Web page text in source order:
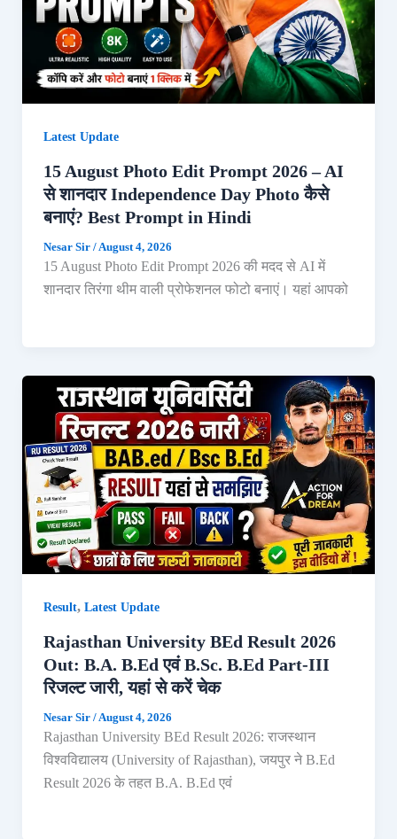
Latest Update
15 August Photo Edit Prompt 2026 – AI
से शानदार Independence Day Photo कैसे
बनाएं? Best Prompt in Hindi
Nesar Sir / August 4, 2026
15 August Photo Edit Prompt 2026 की मदद से AI में
शानदार तिरंगा थीम वाली प्रोफेशनल फोटो बनाएं। यहां आपको
Result, Latest Update
Rajasthan University BEd Result 2026
Out: B.A. B.Ed एवं B.Sc. B.Ed Part-III
रिजल्ट जारी, यहां से करें चेक
Nesar Sir / August 4, 2026
Rajasthan University BEd Result 2026: राजस्थान
विश्वविद्यालय (University of Rajasthan), जयपुर ने B.Ed
Result 2026 के तहत B.A. B.Ed एवं